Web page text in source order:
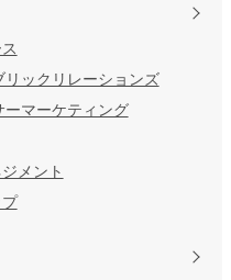
ックリレーションズ
ーマーケティング
メント